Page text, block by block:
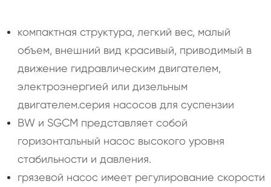
компактная структура, легкий вес, малый
объем, внешний вид красивый, приводимый в
движение гидравлическим двигателем,
электроэнергией или дизельным
двигателем.серия насосов для суспензии
BW и SGCM представляет собой
горизонтальный насос высокого уровня
стабильности и давления.
грязевой насос имеет регулирование скорости